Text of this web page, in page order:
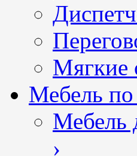
Мягкие
Мебель по
Мебель
›